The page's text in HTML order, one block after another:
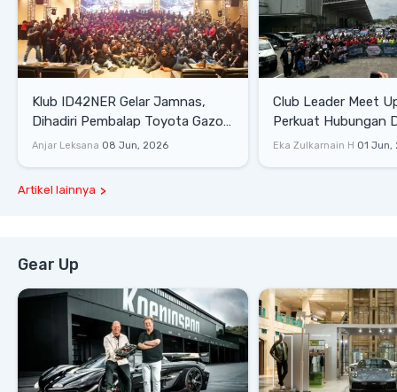
Klub ID42NER Gelar Jamnas,
Dihadiri Pembalap Toyota Gazoo
Racing
Anjar Leksana 08 Jun, 2026
Club Leader Meet
Perkuat Hubungan
Dengan Komunitas
Eka Zulkarnain H 01 Jun,
Artikel lainnya
Gear Up